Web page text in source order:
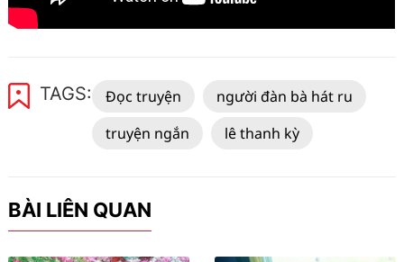
TAGS: Đọc truyện
người đàn bà hát ru
truyện ngắn
lê thanh kỳ
BÀI LIÊN QUAN